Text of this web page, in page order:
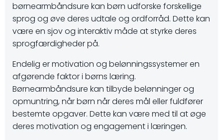
børnearmbåndsure kan børn udforske forskellige
sprog og øve deres udtale og ordforråd. Dette kan
være en sjov og interaktiv måde at styrke deres
sprogfærdigheder på.
Endelig er motivation og belønningssystemer en
afgørende faktor i børns læring.
Børnearmbåndsure kan tilbyde belønninger og
opmuntring, når børn når deres mål eller fuldfører
bestemte opgaver. Dette kan være med til at øge
deres motivation og engagement i læringen.